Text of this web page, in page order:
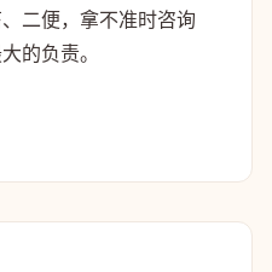
二便，拿不准时咨询
的负责。